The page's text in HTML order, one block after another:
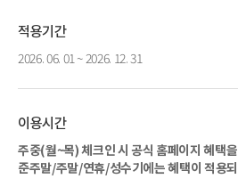
적용기간
2026. 06. 01 ~ 2026. 12. 31
이용시간
주중(월~목) 체크인 시 공식 홈페이지 혜택
준주말/주말/연휴/성수기에는 혜택이 적용